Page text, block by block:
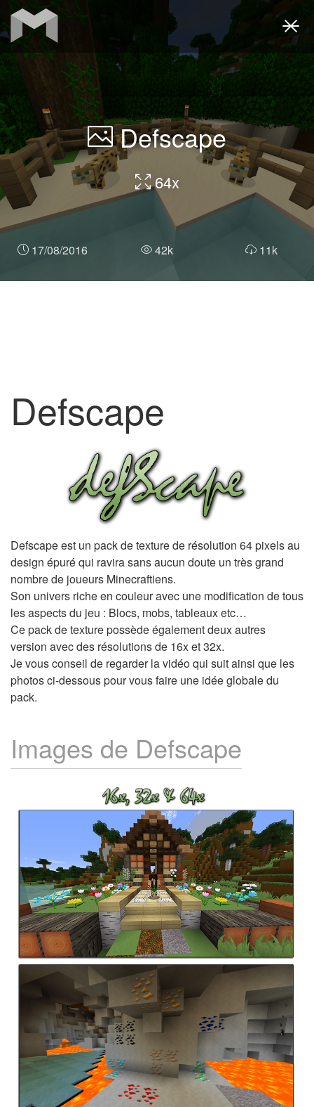
Defscape
64x
17/08/2016 42k 11k
Defscape
Defscape est un pack de texture de résolution 64 pixels au
design épuré qui ravira sans aucun doute un très grand
nombre de joueurs Minecraftiens.
Son univers riche en couleur avec une modification de tous
les aspects du jeu : Blocs, mobs, tableaux etc…
Ce pack de texture possède également deux autres
version avec des résolutions de 16x et 32x.
Je vous conseil de regarder la vidéo qui suit ainsi que les
photos ci-dessous pour vous faire une idée globale du
pack.
Images de Defscape